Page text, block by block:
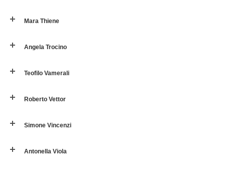
Mara Thiene
Angela Trocino
Teofilo Vamerali
Roberto Vettor
Simone Vincenzi
Antonella Viola